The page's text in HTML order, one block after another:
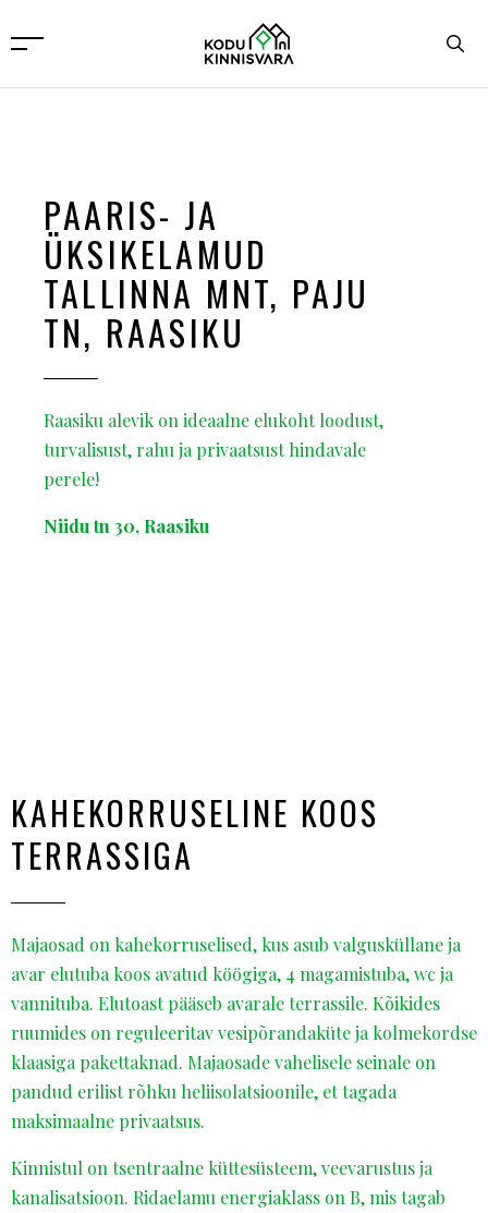
PAARIS- JA
ÜKSIKELAMUD
TALLINNA MNT, PAJU
TN, RAASIKU
Raasiku alevik on ideaalne elukoht loodust,
turvalisust, rahu ja privaatsust hindavale
perele!
Niidu tn 30, Raasiku
KAHEKORRUSELINE KOOS
TERRASSIGA
Majaosad on kahekorruselised, kus asub valgusküllane ja
avar elutuba koos avatud köögiga, 4 magamistuba, wc ja
vannituba. Elutoast pääseb avarale terrassile. Kõikides
ruumides on reguleeritav vesipõrandaküte ja kolmekordse
klaasiga pakettaknad. Majaosade vahelisele seinale on
pandud erilist rõhku heliisolatsioonile, et tagada
maksimaalne privaatsus.
Kinnistul on tsentraalne küttesüsteem, veevarustus ja
kanalisatsioon. Ridaelamu energiaklass on B, mis tagab